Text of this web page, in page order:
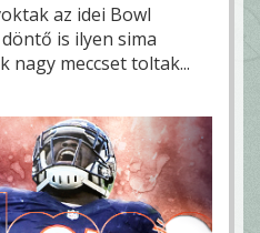
az idei Bowl
is ilyen sima
nagy meccset toltak...